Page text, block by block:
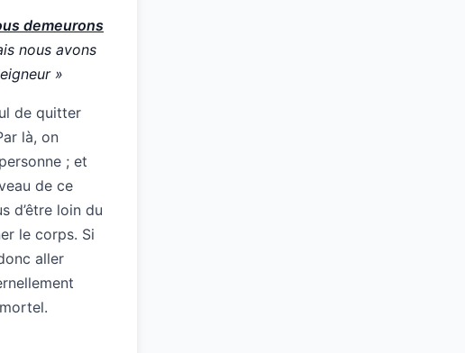
demeurons
nous avons
»
de quitter
là, on
; et
de ce
d’être loin du
le corps. Si
aller